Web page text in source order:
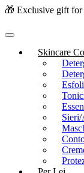
🎁 Exclusive gift for
Skincare